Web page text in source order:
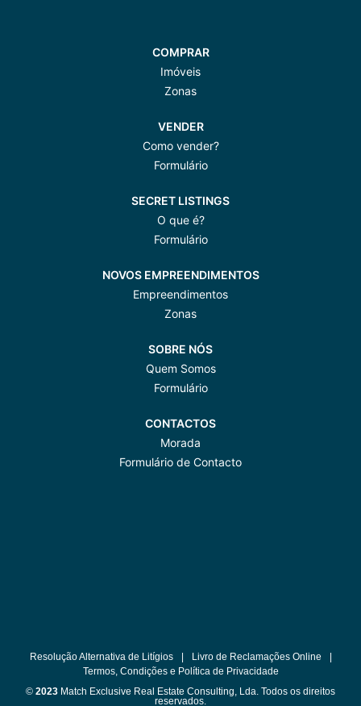
COMPRAR
Imóveis
Zonas
VENDER
Como vender?
Formulário
SECRET LISTINGS
O que é?
Formulário
NOVOS EMPREENDIMENTOS
Empreendimentos
Zonas
SOBRE NÓS
Quem Somos
Formulário
CONTACTOS
Morada
Formulário de Contacto
Resolução Alternativa de Litígios | Livro de Reclamações Online
|
Termos, Condições e Política de Privacidade
© 2023 Match Exclusive Real Estate Consulting, Lda. Todos os direitos
reservados.